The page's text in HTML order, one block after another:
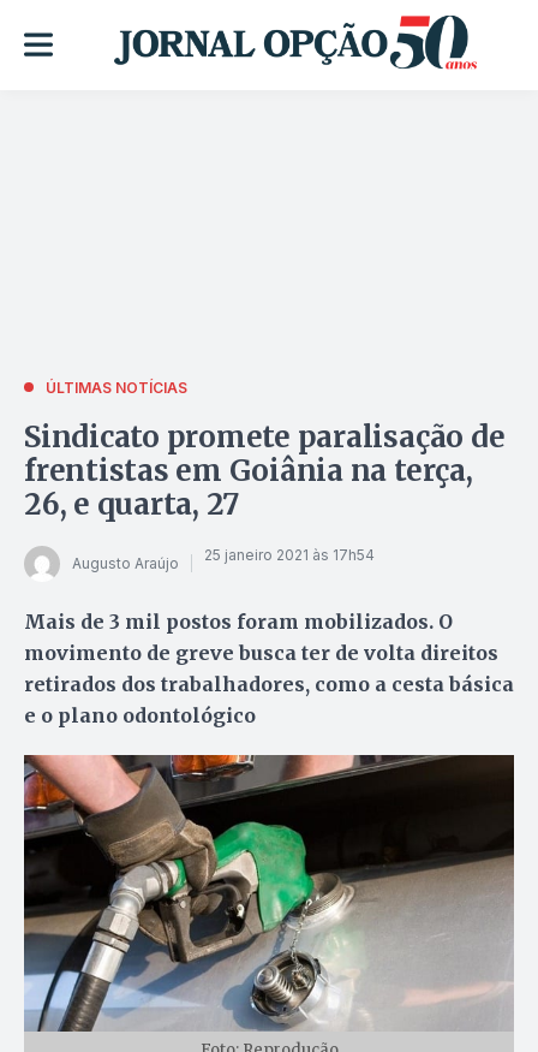
ÚLTIMAS NOTÍCIAS
Sindicato promete paralisação de
frentistas em Goiânia na terça,
26, e quarta, 27
Augusto Araújo 25 janeiro 2021 às 17h54
Mais de 3 mil postos foram mobilizados. O
movimento de greve busca ter de volta direitos
retirados dos trabalhadores, como a cesta básica
e o plano odontológico